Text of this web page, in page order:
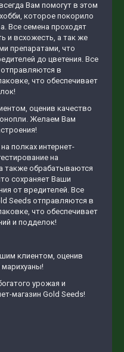
Вам помогут в этом
которое покорило
Все семена проходят
и всхожесть, а так же
препаратами, что
до цветения. Все
в
что обеспечивает
оценив качество
Желаем Вам
полках интернет-
на
также обрабатываются
сохраняет Ваши
от вредителей. Все
Seeds отправляются в
что обеспечивает
и подделок!
клиентом, оценив
марихуаны!
урожая и
магазин Gold Seeds!